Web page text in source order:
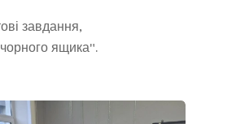
завдання,
ящика".